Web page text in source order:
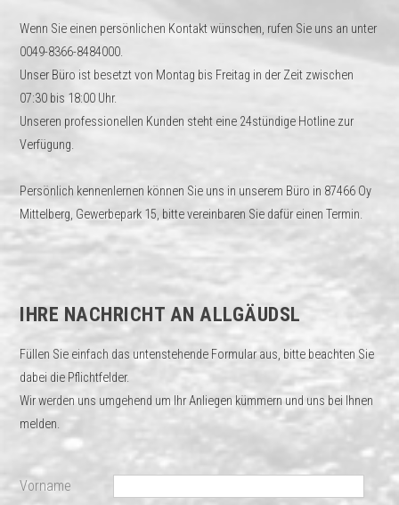
Wenn Sie einen persönlichen Kontakt wünschen, rufen Sie uns an unter
0049-8366-8484000.
Unser Büro ist besetzt von Montag bis Freitag in der Zeit zwischen
07:30 bis 18:00 Uhr.
Unseren professionellen Kunden steht eine 24stündige Hotline zur
Verfügung.
Persönlich kennenlernen können Sie uns in unserem Büro in 87466 Oy
Mittelberg, Gewerbepark 15, bitte vereinbaren Sie dafür einen Termin.
IHRE NACHRICHT AN ALLGÄUDSL
Füllen Sie einfach das untenstehende Formular aus, bitte beachten Sie
dabei die Pflichtfelder.
Wir werden uns umgehend um Ihr Anliegen kümmern und uns bei Ihnen
melden.
Vorname